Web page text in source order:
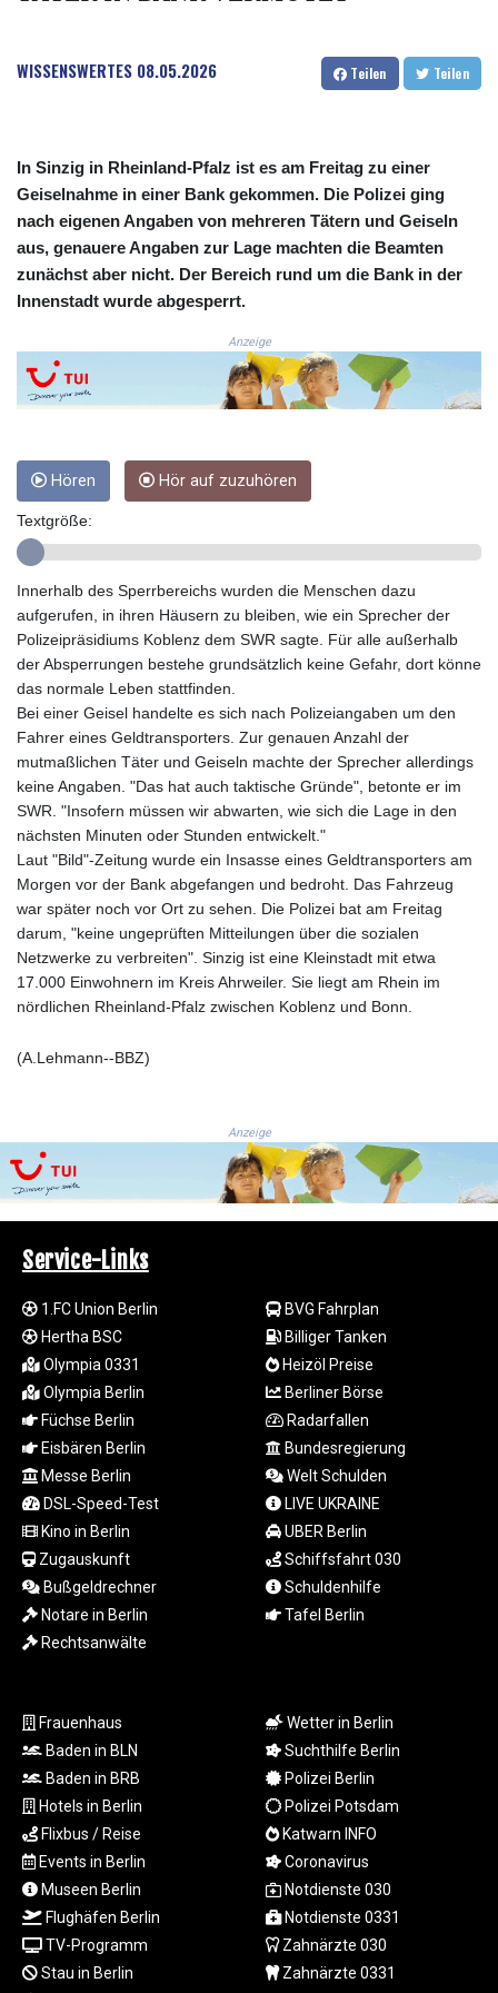
CRC 523.720823
CUC 1.155508
CZK 24.184522
DJF 205.35721
DKK 7.475388
DOP 67.30804
DZD 153.466204
ETB 184.823403
FJD 2.553308
FKP 0.858801
GBP 0.857994
GGP 0.858801
GHS 13.548336
GNF
10148.261152
GTQ 8.809078
GYD 241.584711
HKD 9.063364
HRK 7.533572
HTG 151.001333
HUF 361.860769
IDR
20659.336108
ILS 3.470858
IMP 0.858801
INR 109.864533
IQD
1514.293863
IRR
1588593.057877
ISK 141.815325
KGS 101.048565
KHR
4682.700886
KMF 493.401915
KYD 0.962469
KZT 541.953128
LAK
26120.269022
LBP
103475.784612
LRD 209.436313
LSL 18.846604
LTL 3.411917
LVL 0.698955
LYD 7.354819
MAD 10.762117
MMK
2425.761657
MNT
4157.747973
MOP 9.330357
MRU 46.312797
MUR 54.285874
MWK
2007.117959
MXN 19.919233
WISSENSWERTES 08.05.2026 Teilen Teilen
In Sinzig in Rheinland-Pfalz ist es am Freitag zu einer
Geiselnahme in einer Bank gekommen. Die Polizei ging
nach eigenen Angaben von mehreren Tätern und Geiseln
aus, genauere Angaben zur Lage machten die Beamten
zunächst aber nicht. Der Bereich rund um die Bank in der
Innenstadt wurde abgesperrt.
Anzeige
Hören Hör auf zuzuhören
Textgröße:
Innerhalb des Sperrbereichs wurden die Menschen dazu
aufgerufen, in ihren Häusern zu bleiben, wie ein Sprecher der
Polizeipräsidiums Koblenz dem SWR sagte. Für alle außerhalb
der Absperrungen bestehe grundsätzlich keine Gefahr, dort könne
das normale Leben stattfinden.
Bei einer Geisel handelte es sich nach Polizeiangaben um den
Fahrer eines Geldtransporters. Zur genauen Anzahl der
mutmaßlichen Täter und Geiseln machte der Sprecher allerdings
keine Angaben. "Das hat auch taktische Gründe", betonte er im
SWR. "Insofern müssen wir abwarten, wie sich die Lage in den
nächsten Minuten oder Stunden entwickelt."
Laut "Bild"-Zeitung wurde ein Insasse eines Geldtransporters am
Morgen vor der Bank abgefangen und bedroht. Das Fahrzeug
war später noch vor Ort zu sehen. Die Polizei bat am Freitag
darum, "keine ungeprüften Mitteilungen über die sozialen
Netzwerke zu verbreiten". Sinzig ist eine Kleinstadt mit etwa
17.000 Einwohnern im Kreis Ahrweiler. Sie liegt am Rhein im
nördlichen Rheinland-Pfalz zwischen Koblenz und Bonn.
(A.Lehmann--BBZ)
Anzeige
Service-Links
1.FC Union Berlin
Hertha BSC
Olympia 0331
Olympia Berlin
Füchse Berlin
Eisbären Berlin
Messe Berlin
DSL-Speed-Test
Kino in Berlin
Zugauskunft
Bußgeldrechner
Notare in Berlin
Rechtsanwälte
BVG Fahrplan
Billiger Tanken
Heizöl Preise
Berliner Börse
Radarfallen
Bundesregierung
Welt Schulden
LIVE UKRAINE
UBER Berlin
Schiffsfahrt 030
Schuldenhilfe
Tafel Berlin
Frauenhaus
Baden in BLN
Baden in BRB
Hotels in Berlin
Flixbus / Reise
Events in Berlin
Museen Berlin
Flughäfen Berlin
TV-Programm
Stau in Berlin
Wetter in Berlin
Suchthilfe Berlin
Polizei Berlin
Polizei Potsdam
Katwarn INFO
Coronavirus
Notdienste 030
Notdienste 0331
Zahnärzte 030
Zahnärzte 0331